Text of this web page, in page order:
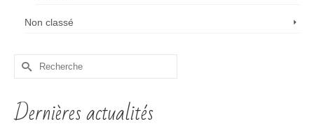
Non classé
Rechercher :
Dernières actualités